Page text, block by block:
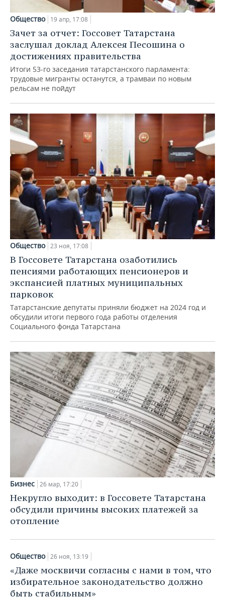
Общество 19 апр, 17:08
Зачет за отчет: Госсовет Татарстана
заслушал доклад Алексея Песошина о
достижениях правительства
Итоги 53-го заседания татарстанского парламента:
трудовые мигранты останутся, а трамваи по новым
рельсам не пойдут
Общество 23 ноя, 17:08
В Госсовете Татарстана озаботились
пенсиями работающих пенсионеров и
экспансией платных муниципальных
парковок
Татарстанские депутаты приняли бюджет на 2024 год и
обсудили итоги первого года работы отделения
Социального фонда Татарстана
Бизнес 26 мар, 17:20
Некругло выходит: в Госсовете Татарстана
обсудили причины высоких платежей за
отопление
Общество 26 ноя, 13:19
«Даже москвичи согласны с нами в том, что
избирательное законодательство должно
быть стабильным»